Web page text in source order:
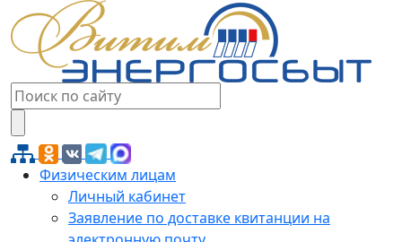
Физическим лицам
Личный кабинет
Заявление по доставке квитанции на